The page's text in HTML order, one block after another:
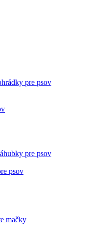
pre psov
pre psov
psov
mačky